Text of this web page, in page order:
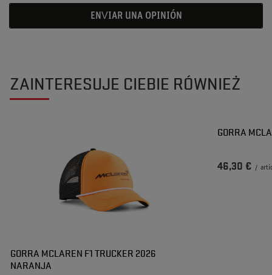
ENVIAR UNA OPINIÓN
ZAINTERESUJE CIEBIE RÓWNIEŻ
GORRA MCLAREN F1 TRUCKER 2026
NARANJA
GORRA
46,30 € /